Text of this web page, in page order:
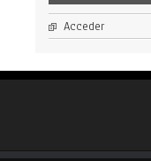
Acceder